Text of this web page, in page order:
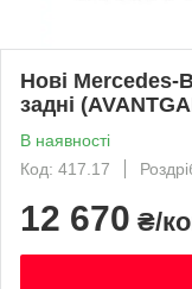
Нові Mercedes-
задні
В наявності
Код: 417.17
12 670 ₴/